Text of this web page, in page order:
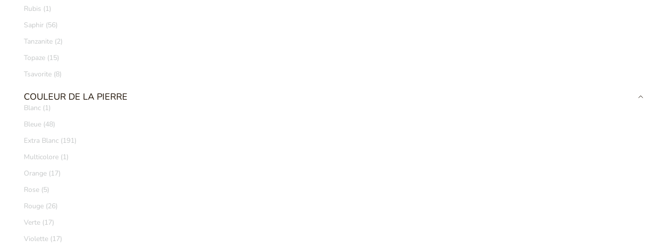
Rubis (1)
Saphir (56)
Tanzanite (2)
Topaze (15)
Tsavorite (8)
COULEUR DE LA PIERRE
Blanc (1)
Bleue (48)
Extra Blanc (191)
Multicolore (1)
Orange (17)
Rose (5)
Rouge (26)
Verte (17)
Violette (17)